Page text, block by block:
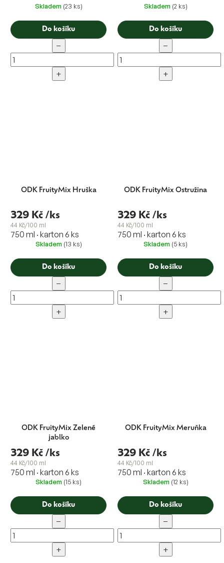
Skladem (23 ks)
Do košíku
−
+
Skladem (2 ks)
Do košíku
−
+
ODK FruityMix Hruška
329 Kč /ks
44 Kč/100 ml
750 ml · karton 6 ks
Skladem (13 ks)
Do košíku
−
+
ODK FruityMix Ostružina
329 Kč /ks
44 Kč/100 ml
750 ml · karton 6 ks
Skladem (5 ks)
Do košíku
−
+
ODK FruityMix Zelené
jablko
329 Kč /ks
44 Kč/100 ml
750 ml · karton 6 ks
Skladem (15 ks)
Do košíku
−
+
ODK FruityMix Meruňka
329 Kč /ks
44 Kč/100 ml
750 ml · karton 6 ks
Skladem (12 ks)
Do košíku
−
+